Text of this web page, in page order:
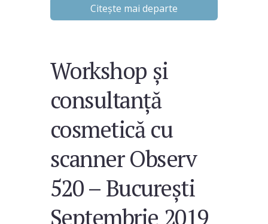
Citește mai departe
Workshop și
consultanță
cosmetică cu
scanner Observ
520 – București
Septembrie 2019